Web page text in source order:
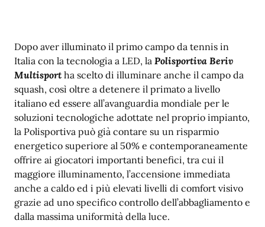
Dopo aver illuminato il primo campo da tennis in
Italia con la tecnologia a LED, la Polisportiva Beriv
Multisport ha scelto di illuminare anche il campo da
squash, così oltre a detenere il primato a livello
italiano ed essere all’avanguardia mondiale per le
soluzioni tecnologiche adottate nel proprio impianto,
la Polisportiva può già contare su un risparmio
energetico superiore al 50% e contemporaneamente
offrire ai giocatori importanti benefici, tra cui il
maggiore illuminamento, l’accensione immediata
anche a caldo ed i più elevati livelli di comfort visivo
grazie ad uno specifico controllo dell’abbagliamento e
dalla massima uniformità della luce.